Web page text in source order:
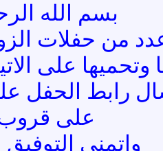
بسم الله
من حفلات
وتحميها على
رابط الحفل
على قروب
واتمنى